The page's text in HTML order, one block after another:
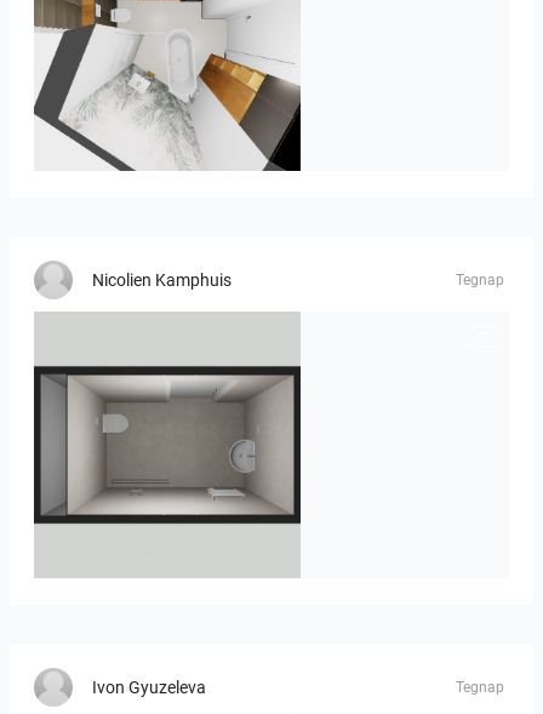
MOULIN
Nicolien Kamphuis Tegnap
Ivon Gyuzeleva Tegnap